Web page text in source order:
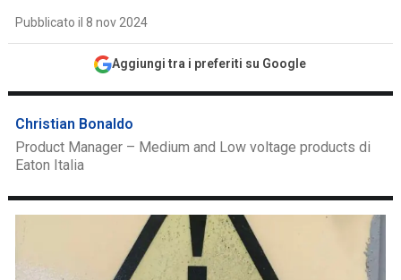
Pubblicato il 8 nov 2024
Aggiungi tra i preferiti su Google
Christian Bonaldo
Product Manager – Medium and Low voltage products di
Eaton Italia